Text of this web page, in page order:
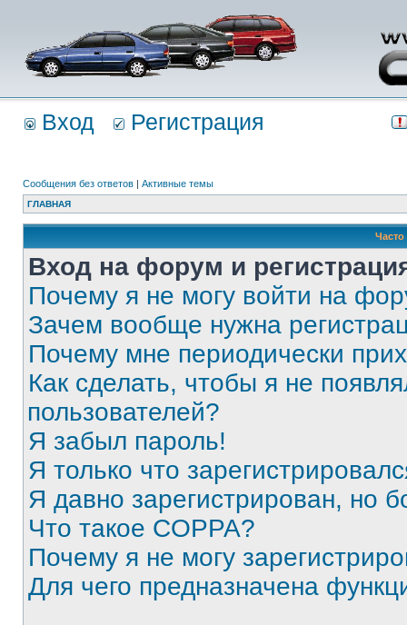
Вход Регистрация
Сообщения без ответов | Активные темы
ГЛАВНАЯ
Вход на форум и
Почему я не могу войти на
Зачем вообще нужна
Почему мне периодически
Как сделать, чтобы я не
пользователей?
Я забыл пароль!
Я только что
Я давно зарегистрирован, но
Что такое COPPA?
Почему я не могу
Для чего предназначена